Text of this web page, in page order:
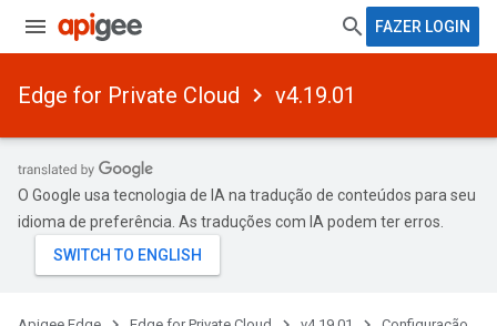
FAZER LOGIN
Edge for Private Cloud v4.19.01
O Google usa tecnologia de IA na tradução de conteúdos para seu
idioma de preferência. As traduções com IA podem ter erros.